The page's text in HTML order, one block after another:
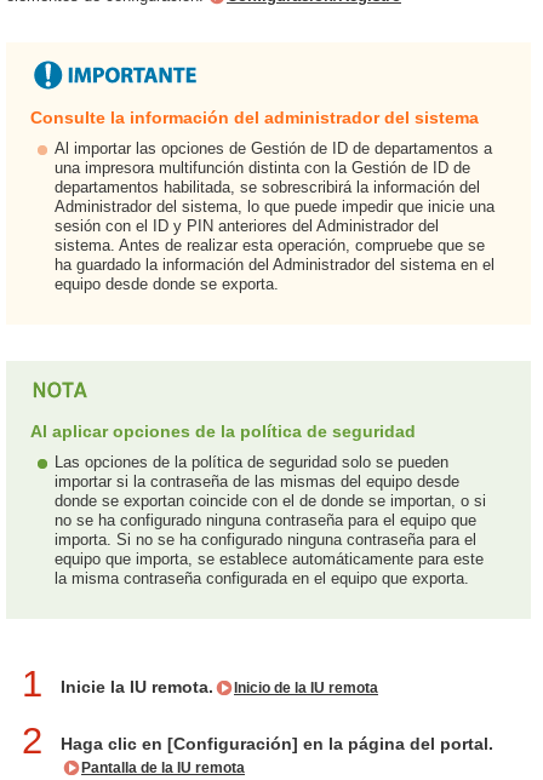
Consulte la información del administrador del sistema
Al importar las opciones de Gestión de ID de departamentos a
una impresora multifunción distinta con la Gestión de ID de
departamentos habilitada, se sobrescribirá la información del
Administrador del sistema, lo que puede impedir que inicie una
sesión con el ID y PIN anteriores del Administrador del
sistema. Antes de realizar esta operación, compruebe que se
ha guardado la información del Administrador del sistema en el
equipo desde donde se exporta.
Al aplicar opciones de la política de seguridad
Las opciones de la política de seguridad solo se pueden
importar si la contraseña de las mismas del equipo desde
donde se exportan coincide con el de donde se importan, o si
no se ha configurado ninguna contraseña para el equipo que
importa. Si no se ha configurado ninguna contraseña para el
equipo que importa, se establece automáticamente para este
la misma contraseña configurada en el equipo que exporta.
1 Inicie la IU remota. Inicio de la IU remota
2 Haga clic en [Configuración] en la página del portal.
Pantalla de la IU remota